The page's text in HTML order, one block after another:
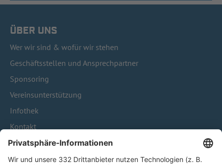
ÜBER UNS
Wer wir sind & wofür wir stehen
Geschäftsstellen und Ansprechpartner
Sponsoring
Vereinsunterstützung
Infothek
Kontakt
HÄUFIG BESUCHTE SEITEN